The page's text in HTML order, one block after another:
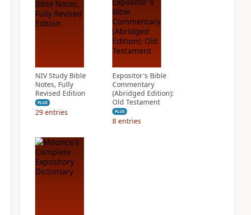
NIV Study Bible
Notes, Fully
Revised Edition
PLUS
29 entries
Expositor's Bible
Commentary
(Abridged Edition):
Old Testament
PLUS
8 entries